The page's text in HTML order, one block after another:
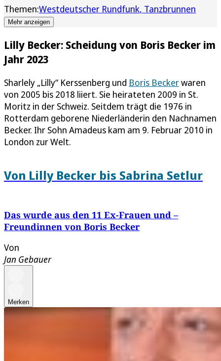
Themen:Westdeutscher Rundfunk Tanzbrunnen
Mehr anzeigen
Lilly Becker: Scheidung von Boris Becker im
Jahr 2023
Sharlely „Lilly“ Kerssenberg und Boris Beckerwaren
von 2005 bis 2018 liiert. Sie heirateten 2009 in St.
Moritz in der Schweiz. Seitdem trägt die 1976 in
Rotterdam geborene Niederländerin den Nachnamen
Becker. Ihr Sohn Amadeus kam am 9. Februar 2010 in
London zur Welt.
Von Lilly Becker bis Sabrina Setlur
Das wurde aus den 11 Ex-Frauen und –
Freundinnen von Boris Becker
Von
Jan Gebauer
Merken